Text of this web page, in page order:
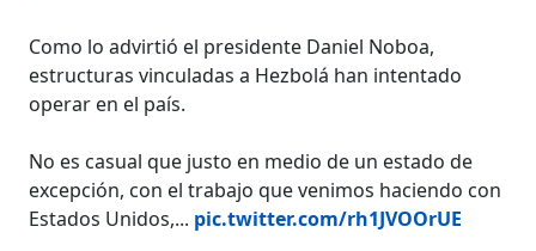
Como lo advirtió el presidente Daniel Noboa,
estructuras vinculadas a Hezbolá han intentado
operar en el país.
No es casual que justo en medio de un estado de
excepción, con el trabajo que venimos haciendo con
Estados Unidos,... pic.twitter.com/rh1JVOOrUE